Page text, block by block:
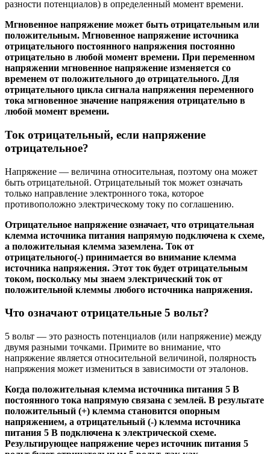
разности потенциалов) в определенный момент времени.
Мгновенное напряжение может быть отрицательным или
положительным. Мгновенное напряжение источника
отрицательного постоянного напряжения постоянно
отрицательно в любой момент времени. При переменном
напряжении мгновенное напряжение изменяется со
временем от положительного до отрицательного. Для
отрицательного цикла сигнала напряжения переменного
тока мгновенное значение напряжения отрицательно в
любой момент времени.
Ток отрицательный, если напряжение
отрицательное?
Напряжение — величина относительная, поэтому она может
быть отрицательной. Отрицательный ток может означать
только направление электронного тока, которое
противоположно электрическому току по соглашению.
Отрицательное напряжение означает, что отрицательная
клемма источника питания напрямую подключена к схеме,
а положительная клемма заземлена. Ток от
отрицательного(-) принимается во внимание клемма
источника напряжения. Этот ток будет отрицательным
током, поскольку мы знаем электрический ток от
положительной клеммы любого источника напряжения.
Что означают отрицательные 5 вольт?
5 вольт — это разность потенциалов (или напряжение) между
двумя разными точками. Примите во внимание, что
напряжение является относительной величиной, полярность
напряжения может измениться в зависимости от эталонов.
Когда положительная клемма источника питания 5 В
постоянного тока напрямую связана с землей. В результате
положительный (+) клемма становится опорным
напряжением, а отрицательный (-) клемма источника
питания 5 В подключена к электрической схеме.
Результирующее напряжение через источник питания 5